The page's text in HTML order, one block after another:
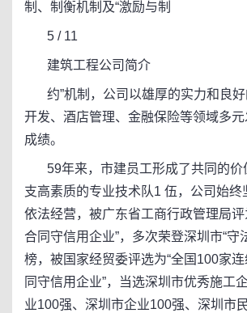
制、制衡机制及“激励与制
5 / 11
建筑工程公司简介
约”机制，公司以雄厚的实力和良好
开发、酒店管理、金融保险等领域多
成绩。
59年来，市建员工形成了共同的价
支高素质的专业技术队1 伍，公司始终
依法经营，被广东省工商行政管理局评
合同守信用企业”，多次荣登深圳市“守
榜，被国家经贸委评选为“全国100家
同守信用企业”，当选深圳市优秀施工
业100强、深圳市企业100强、深圳市